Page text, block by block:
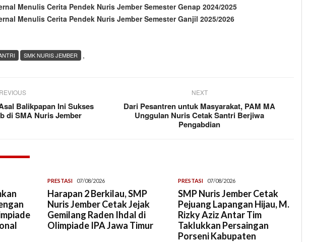
Menulis Cerita Pendek Nuris Jember Semester Genap 2024/2025
Menulis Cerita Pendek Nuris Jember Semester Ganjil 2025/2026
,
SMK NURIS JEMBER
Balikpapan Ini Sukses
di SMA Nuris Jember
NEXT
Dari Pesantren untuk Masyarakat, PAM MA
Unggulan Nuris Cetak Santri Berjiwa
Pengabdian
PRESTASI 07/08/2026
Harapan 2 Berkilau, SMP
Nuris Jember Cetak Jejak
Gemilang Raden Ihdal di
Olimpiade IPA Jawa Timur
PRESTASI 07/08/2026
SMP Nuris Jember Cetak
Pejuang Lapangan Hijau, M.
Rizky Aziz Antar Tim
Taklukkan Persaingan
Porseni Kabupaten